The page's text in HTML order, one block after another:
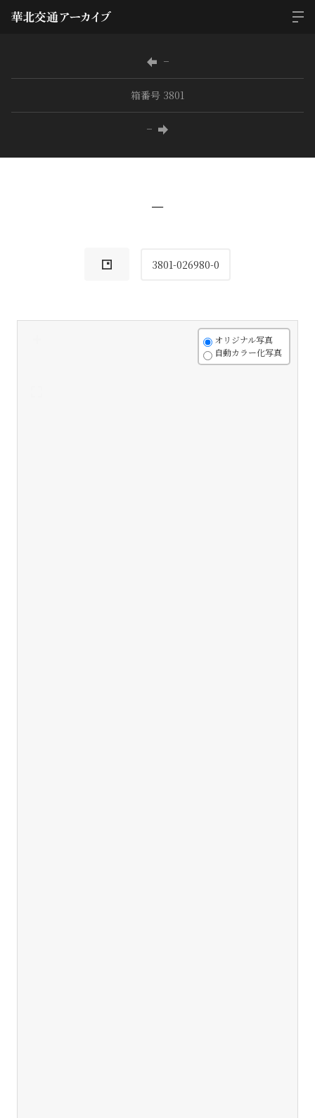
−
箱番号 3801
−
−
3801-026980-0
オリジナル写真
自動カラー化写真